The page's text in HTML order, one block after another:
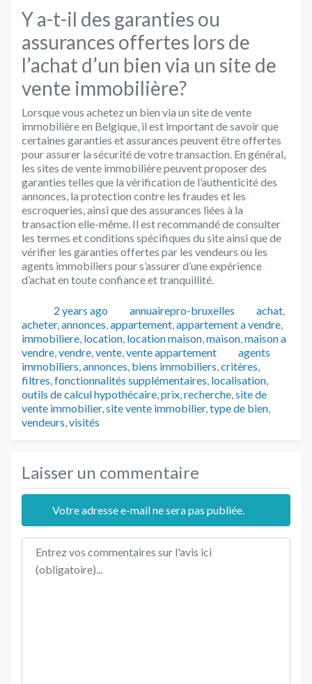
Y a-t-il des garanties ou
assurances offertes lors de
l’achat d’un bien via un site de
vente immobilière?
Lorsque vous achetez un bien via un site de vente
immobilière en Belgique, il est important de savoir que
certaines garanties et assurances peuvent être offertes
pour assurer la sécurité de votre transaction. En général,
les sites de vente immobilière peuvent proposer des
garanties telles que la vérification de l’authenticité des
annonces, la protection contre les fraudes et les
escroqueries, ainsi que des assurances liées à la
transaction elle-même. Il est recommandé de consulter
les termes et conditions spécifiques du site ainsi que de
vérifier les garanties offertes par les vendeurs ou les
agents immobiliers pour s’assurer d’une expérience
d’achat en toute confiance et tranquillité.
Publié2 years ago Auteur
annuairepro-bruxelles Catégories
achat,
acheter,annonces,appartement,appartement a vendre,
immobiliere, location, location maison,maison,maison a
vendre,vendre,vente,vente appartement Tags
agents
immobiliers,annonces, biens immobiliers,critères,
filtres,fonctionnalités supplémentaires, localisation,
outils de calcul hypothécaire,prix,recherche,site de
vente immobilier,site vente immobilier,type de bien,
vendeurs,visités
Laisser un commentaire
Votre adresse e-mail ne sera pas publiée.
Texte de l'avis